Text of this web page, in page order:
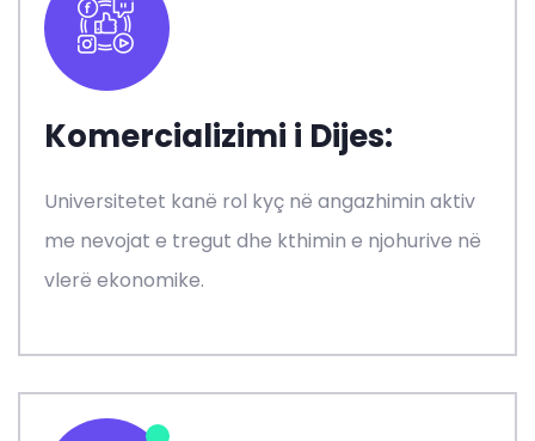
Komercializimi i Dijes:
Universitetet kanë rol kyç në angazhimin aktiv
me nevojat e tregut dhe kthimin e njohurive në
vlerë ekonomike.